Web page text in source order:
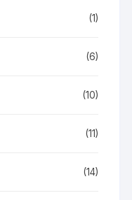
(1)
(6)
(10)
(11)
(14)